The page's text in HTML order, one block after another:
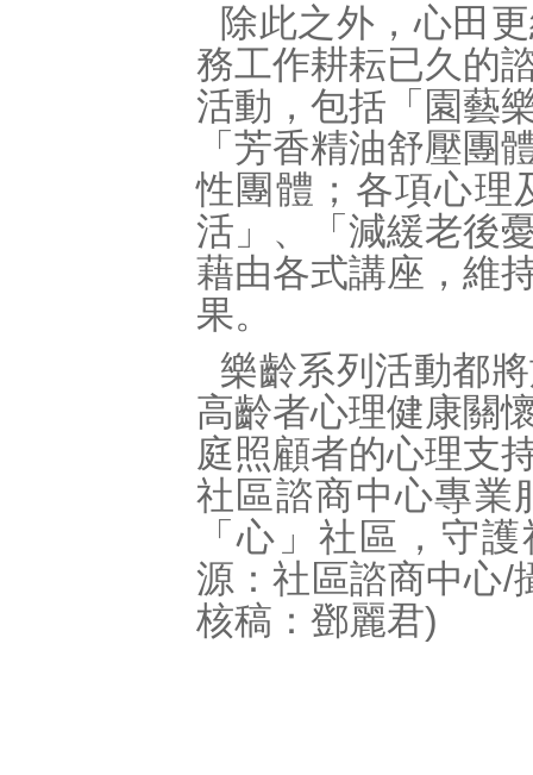
除此之外，心田
務工作耕耘已久的
活動，包括「園藝
「芳香精油舒壓團
性團體；各項心理
活」、「減緩老後
藉由各式講座，維
果。
樂齡系列活動都
高齡者心理健康關
庭照顧者的心理支
社區諮商中心專業
「心」社區，守
源：社區諮商中心/
核稿：鄧麗君)